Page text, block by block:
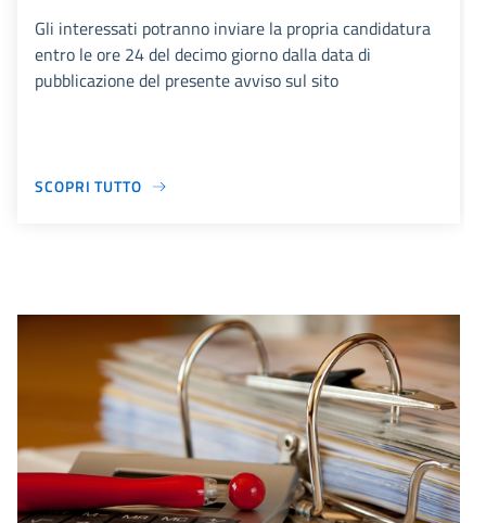
Gli interessati potranno inviare la propria candidatura
entro le ore 24 del decimo giorno dalla data di
pubblicazione del presente avviso sul sito
SCOPRI TUTTO